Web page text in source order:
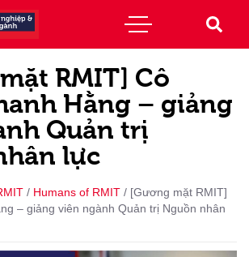
RMIT] Cô
Hằng – giảng
Quản trị
lực
/ Humans of RMIT / [Gương mặt RMIT]
– giảng viên ngành Quản trị Nguồn nhân